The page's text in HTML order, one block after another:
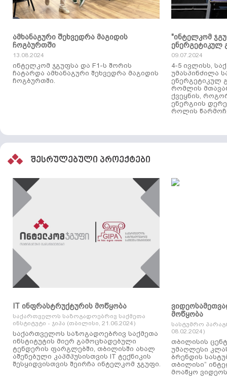
ამხანაგური შეხვედრა მაგიდის
ჩოგბურთში
13.08.2024
ინტელკომ ჯგუფსა და F1-ს შორის
ჩატარდა ამხანაგური შეხვედრა მაგიდის
ჩოგბურთში.
"ინტელკომ
ენერგეტიკულ
09.07.2024
4-5 ივლისს,
უმასპინძილა
ენერგეტიკულ
რომლის
ქვეყნის,
ენერგიის
როლის
შესრულებული პროექტები
IT ინფრასტრუქტურის მოწყობა
საქართველოს საზოგადოებრივ საქმეთა
ინსტიტუტი - ჯიპა (თბილისი, 21.06.2024)
საქართველოს საზოგადოებრივ საქმეთა
ინსტიტუტის მიერ გამოცხადებული
ტენდერის ფარგლებში, თბილისში ახალ
აშენებული კაპმპუსისთვის IT ტექნიკის
შესყიდვისთვის შეირჩა ინტელკომ ჯგუფი.
მოწყობა
სასტუმრო
08.02.2024)
თბილისის
უმაღლესი
ბრენდის
თბილისი“
მოაწყო